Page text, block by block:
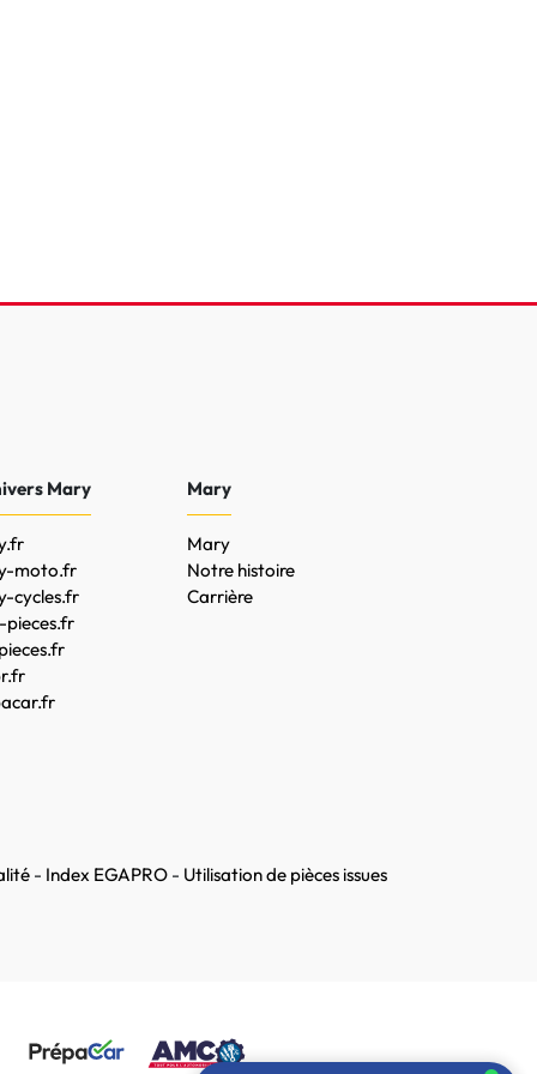
Evoque Mark III TD4 180
A
Mary
moto.fr
cycles.fr
pieces.fr
Mary
Mary
Notre histoire
Carrière
- Index EGAPRO - Utilisation de pièces issues